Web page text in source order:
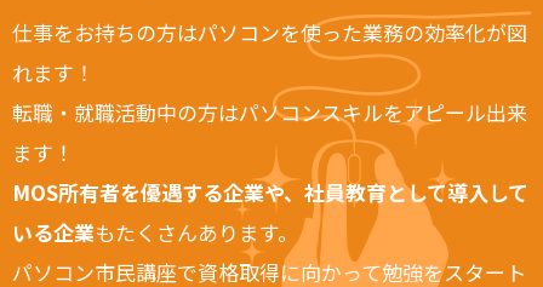
仕事をお持ちの方はパソコンを使った業務の効率化が図
れます！
転職・就職活動中の方はパソコンスキルをアピール出来
ます！
MOS所有者を優遇する企業や、社員教育として導入して
いる企業もたくさんあります。
パソコン市民講座で資格取得に向かって勉強をスタート